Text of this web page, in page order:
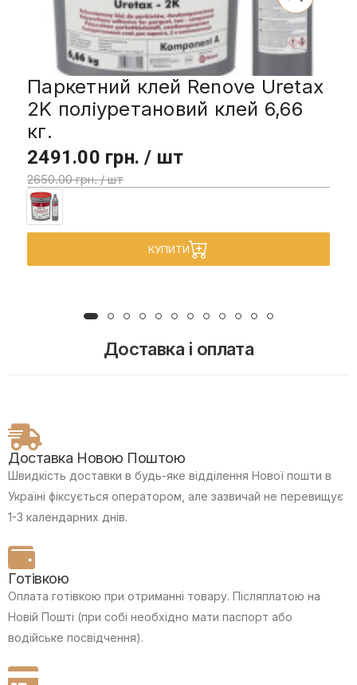
Паркетний клей Renove Uretax
2K поліуретановий клей 6,66
кг.
2491.00 грн. / шт
2650.00 грн. / шт
КУПИТИ
Доставка і оплата
Доставка Новою Поштою
Швидкість доставки в будь-яке відділення Нової пошти в
Україні фіксується оператором, але зазвичай не перевищує
1-3 календарних днів.
Готівкою
Оплата готівкою при отриманні товару. Післяплатою на
Новій Пошті (при собі необхідно мати паспорт або
водійське посвідчення).